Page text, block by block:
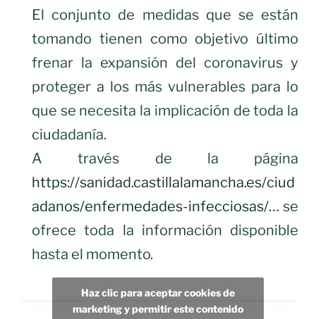
El conjunto de medidas que se están
tomando tienen como objetivo último
frenar la expansión del coronavirus y
proteger a los más vulnerables para lo
que se necesita la implicación de toda la
ciudadanía.
A través de la página
https://sanidad.castillalamancha.es/ciud
adanos/enfermedades-infecciosas/… se
ofrece toda la información disponible
hasta el momento.
Haz clic para aceptar cookies de
marketing y permitir este contenido